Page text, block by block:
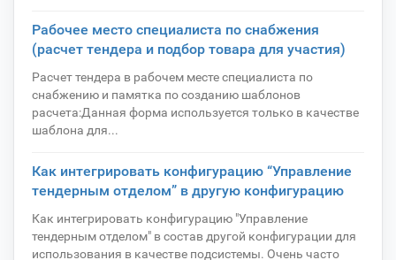
Рабочее место специалиста по снабжения
(расчет тендера и подбор товара для участия)
Расчет тендера в рабочем месте специалиста по
снабжению и памятка по созданию шаблонов
расчета:Данная форма используется только в качестве
шаблона для...
Как интегрировать конфигурацию “Управление
тендерным отделом” в другую конфигурацию
Как интегрировать конфигурацию "Управление
тендерным отделом" в состав другой конфигурации для
использования в качестве подсистемы. Очень часто